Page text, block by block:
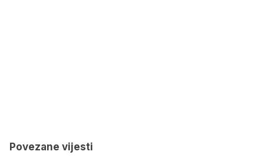
Povezane vijesti